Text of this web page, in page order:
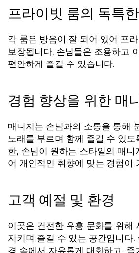
프라이빗 룸의 독특
각 룸은 방음이 잘 되어 있어 프
보장됩니다. 손님들은 조용하고
편안하게 즐길 수 있습니다.
경험 향상을 위한 매
매니저는 손님과의 소통을 통해
노래를 부르며 함께 즐길 수 있도
한, 손님이 원하는 스타일의 매니
어 개인적인 취향에 맞는 경험이
고객 예절 및 환경
이곳은 건전한 유흥 문화를 위해
지키며 즐길 수 있는 공간입니다
경 속에서 자유롭게 대화하고, 즐